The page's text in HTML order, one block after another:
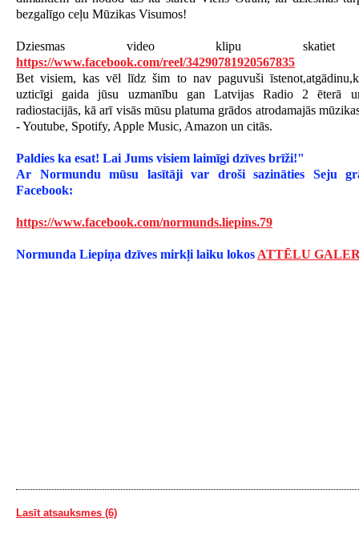
bezgalīgo ceļu Mūzikas Visumos!
Dziesmas video klipu
https://www.facebook.com/reel/34290781920567835
Bet visiem, kas vēl līdz šim to nav paguvuši
uzticīgi gaida jūsu uzmanību gan Latvijas Radio 2 ēterā
radiostacijās, kā arī visās mūsu platuma grādos atrodamajās
- Youtube, Spotify, Apple Music, Amazon un citās.
Paldies ka esat! Lai Jums visiem laimīgi dzīves brīži!"
Ar Normundu mūsu lasītāji var droši sazināties Seju
Facebook:
https://www.facebook.com/normunds.liepins.79
Normunda Liepiņa dzīves mirkļi laiku lokosATTĒLU
Lasīt atsauksmes (6)